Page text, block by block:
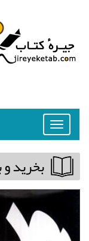
Toggle
navigation
بخريد